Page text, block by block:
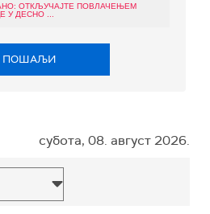
ОТКЉУЧАЈТЕ ПОВЛАЧЕЊЕМ
У ДЕСНО ...
ПОШАЉИ
субота, 08. август 2026.